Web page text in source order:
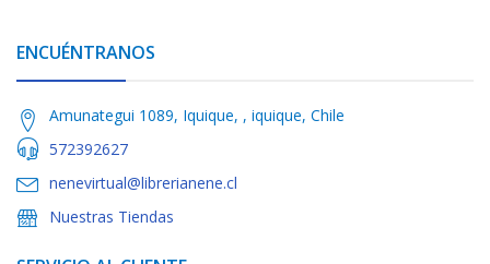
ENCUÉNTRANOS
Amunategui 1089, Iquique, , iquique, Chile
572392627
nenevirtual@librerianene.cl
Nuestras Tiendas